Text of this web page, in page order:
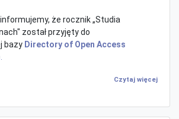
że rocznik „Studia
został przyjęty do
bazy Directory of Open Access
Czytaj więcej